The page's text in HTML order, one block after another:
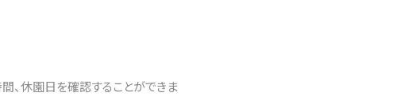
、休園日を確認することができま